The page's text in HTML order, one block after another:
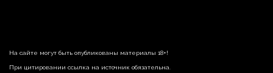
На сайте могут быть опубликованы материалы 18+!
При цитировании ссылка на источник обязательна.